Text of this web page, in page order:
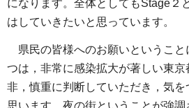
になります。全体としてもStage２
はしていきたいと思っています。
県民の皆様へのお願いということ
つは，非常に感染拡大が著しい東
非，慎重に判断していただき，気を
思います。夜の街ということが強